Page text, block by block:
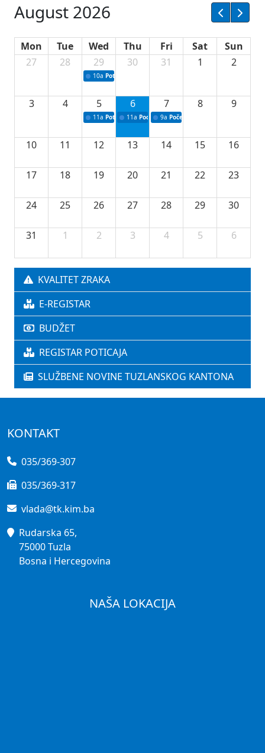
August 2026
Mon Tue Wed Thu Fri Sat
Sun
27
28 29
10a Potpisivanje ugovora sa neprofitnim
30 31 1 2
3 4 5
11a Potpisivanje ugovora o stipendijama za
6
11a Podrška razvoju vodne infrastrukture u
7
9a Početak izgradnje nove
8 9
10 11 12 13 14 15 16
17 18 19 20 21 22 23
24 25 26 27 28 29 30
31 1 2 3 4 5 6
KVALITET ZRAKA
E-REGISTAR
BUDŽET
REGISTAR POTICAJA
SLUŽBENE NOVINE TUZLANSKOG KANTONA
KONTAKT
035/369-307
035/369-317
vlada@tk.kim.ba
Rudarska 65,
75000 Tuzla
Bosna i Hercegovina
NAŠA LOKACIJA